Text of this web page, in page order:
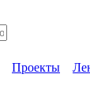
Проекты